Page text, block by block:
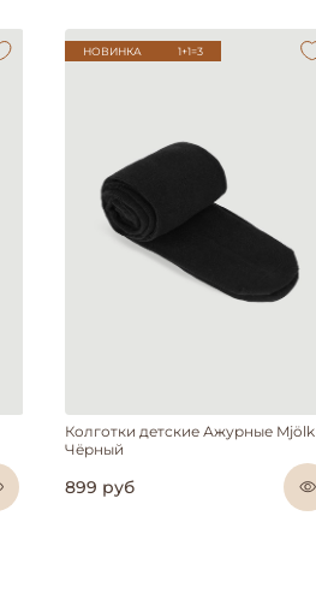
НОВИНКА 1+1=3
Колготки детские Ажурные Mjölk
Чёрный
899 руб